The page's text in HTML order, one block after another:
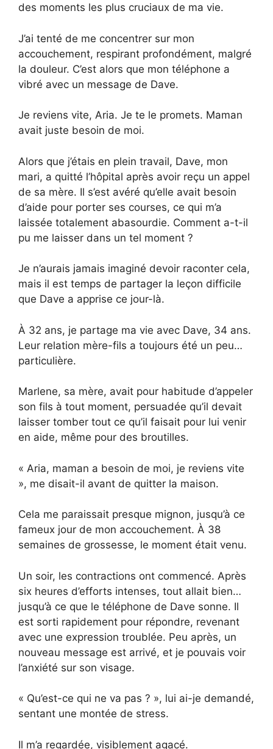
des moments les plus cruciaux de ma vie.
J’ai tenté de me concentrer sur mon
accouchement, respirant profondément, malgré
la douleur. C’est alors que mon téléphone a
vibré avec un message de Dave.
Je reviens vite, Aria. Je te le promets. Maman
avait juste besoin de moi.
Alors que j’étais en plein travail, Dave, mon
mari, a quitté l’hôpital après avoir reçu un appel
de sa mère. Il s’est avéré qu’elle avait besoin
d’aide pour porter ses courses, ce qui m’a
laissée totalement abasourdie. Comment a-t-il
pu me laisser dans un tel moment ?
Je n’aurais jamais imaginé devoir raconter cela,
mais il est temps de partager la leçon difficile
que Dave a apprise ce jour-là.
À 32 ans, je partage ma vie avec Dave, 34 ans.
Leur relation mère-fils a toujours été un peu…
particulière.
Marlene, sa mère, avait pour habitude d’appeler
son fils à tout moment, persuadée qu’il devait
laisser tomber tout ce qu’il faisait pour lui venir
en aide, même pour des broutilles.
« Aria, maman a besoin de moi, je reviens vite
», me disait-il avant de quitter la maison.
Cela me paraissait presque mignon, jusqu’à ce
fameux jour de mon accouchement. À 38
semaines de grossesse, le moment était venu.
Un soir, les contractions ont commencé. Après
six heures d’efforts intenses, tout allait bien…
jusqu’à ce que le téléphone de Dave sonne. Il
est sorti rapidement pour répondre, revenant
avec une expression troublée. Peu après, un
nouveau message est arrivé, et je pouvais voir
l’anxiété sur son visage.
« Qu’est-ce qui ne va pas ? », lui ai-je demandé,
sentant une montée de stress.
Il m’a regardée, visiblement agacé.